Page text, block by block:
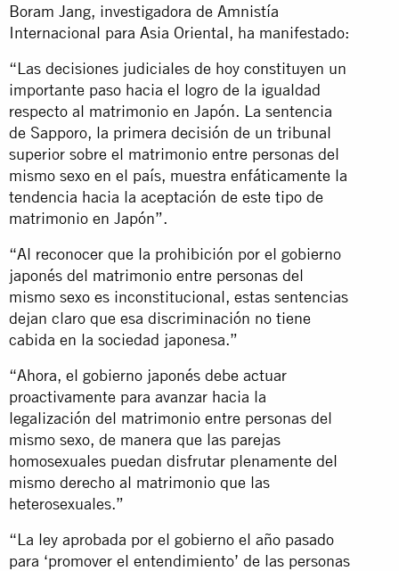
Boram Jang, investigadora de Amnistía
Internacional para Asia Oriental, ha manifestado:
“Las decisiones judiciales de hoy constituyen un
importante paso hacia el logro de la igualdad
respecto al matrimonio en Japón. La sentencia
de Sapporo, la primera decisión de un tribunal
superior sobre el matrimonio entre personas del
mismo sexo en el país, muestra enfáticamente la
tendencia hacia la aceptación de este tipo de
matrimonio en Japón”.
“Al reconocer que la prohibición por el gobierno
japonés del matrimonio entre personas del
mismo sexo es inconstitucional, estas sentencias
dejan claro que esa discriminación no tiene
cabida en la sociedad japonesa.”
“Ahora, el gobierno japonés debe actuar
proactivamente para avanzar hacia la
legalización del matrimonio entre personas del
mismo sexo, de manera que las parejas
homosexuales puedan disfrutar plenamente del
mismo derecho al matrimonio que las
heterosexuales.”
“La ley aprobada por el gobierno el año pasado
para ‘promover el entendimiento’ de las personas